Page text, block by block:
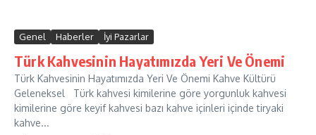
Genel Haberler İyi Pazarlar
Türk Kahvesinin Hayatımızda Yeri Ve Önemi
Türk Kahvesinin Hayatımızda Yeri Ve Önemi Kahve Kültürü
Geleneksel Türk kahvesi kimilerine göre yorgunluk kahvesi
kimilerine göre keyif kahvesi bazı kahve içinleri içinde tiryaki
kahve...